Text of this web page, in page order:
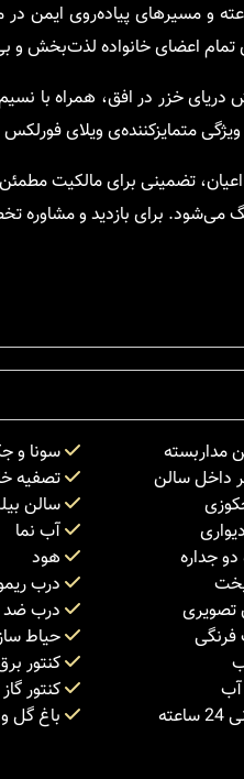
میزبان این ویلا، علاوه بر نگهبانی 24
تمام اعضای خانواده لذت‌بخش و
و گسترش دریای خزر در افق،
متمایزکننده‌ی ویلای
و اعیان، تضمینی برای مالکیت
می‌شود. برای بازدید و مشاوره
مداربسته سونا و
داخل سالن تصفیه
سالن
آب نما
دو جداره هود
درب
تصویری درب
فرنگی حیاط
کنتور
آب کنتور گاز
باغ گل